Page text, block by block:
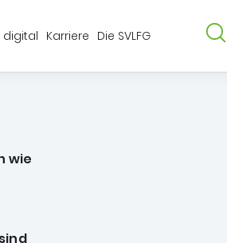
digital Karriere Die SVLFG
wie